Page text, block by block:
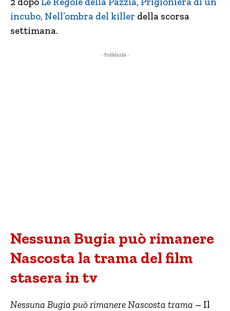
incubo, Nell’ombra del killer della scorsa
settimana.
- Pubblicità -
Nessuna Bugia può rimanere
Nascosta la trama del film
stasera in tv
Nessuna Bugia può rimanere Nascosta trama – Il